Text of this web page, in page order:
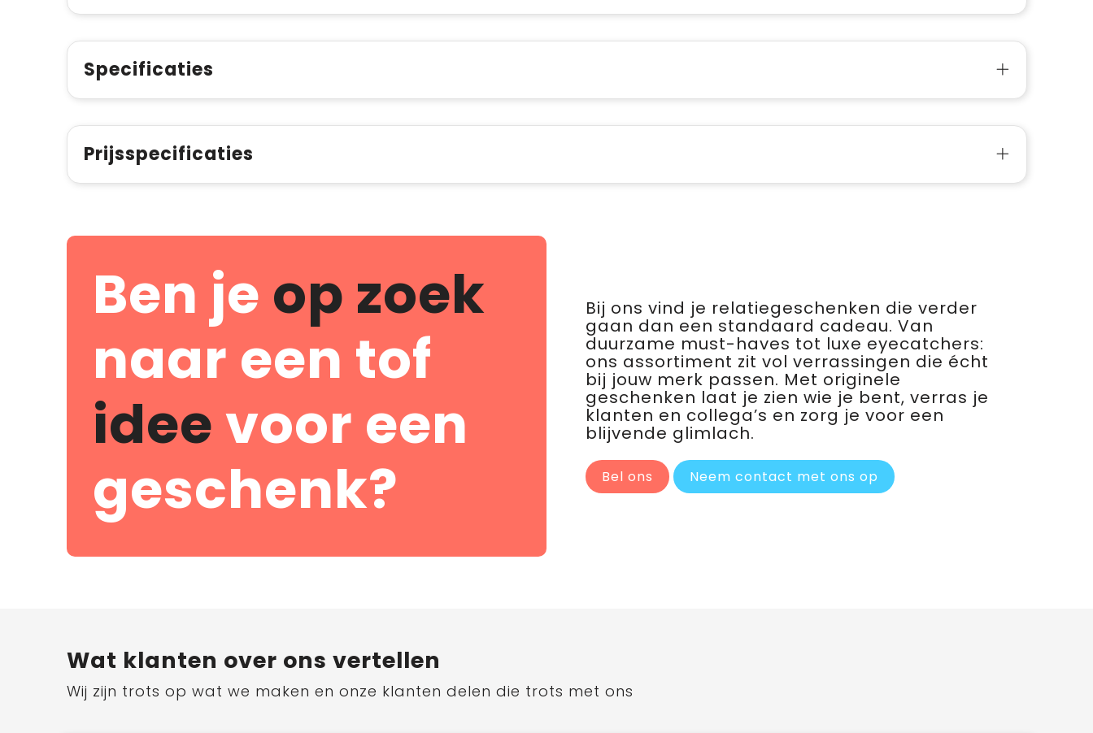
Specificaties
Prijsspecificaties
Ben je op zoek
naar een tof
ideevoor een
geschenk?
Bij ons vind je relatiegeschenken die verder
gaan dan een standaard cadeau. Van
duurzame must-haves tot luxe eyecatchers:
ons assortiment zit vol verrassingen die écht
bij jouw merk passen. Met originele
geschenken laat je zien wie je bent, verras je
klanten en collega’s en zorg je voor een
blijvende glimlach.
Bel ons Neem contact met ons op
Wat klanten over ons vertellen
Wij zijn trots op wat we maken en onze klanten delen die trots met ons